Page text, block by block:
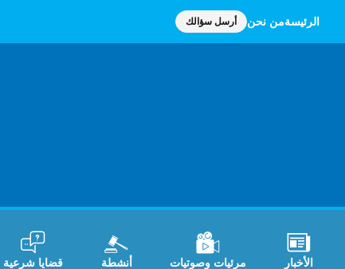
الرئيسةمن نحن أرسل سؤالك
الأخبار مرئيات وصوتيات أنشطة قضايا شرعية